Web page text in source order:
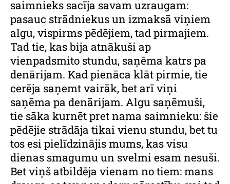
saimnieks sacīja savam uzraugam:
pasauc strādniekus un izmaksā viņiem
algu, vispirms pēdējiem, tad pirmajiem.
Tad tie, kas bija atnākuši ap
vienpadsmito stundu, saņēma katrs pa
denārijam. Kad pienāca klāt pirmie, tie
cerēja saņemt vairāk, bet arī viņi
saņēma pa denārijam. Algu saņēmuši,
tie sāka kurnēt pret nama saimnieku: šie
pēdējie strādāja tikai vienu stundu, bet tu
tos esi pielīdzinājis mums, kas visu
dienas smagumu un svelmi esam nesuši.
Bet viņš atbildēja vienam no tiem: mans